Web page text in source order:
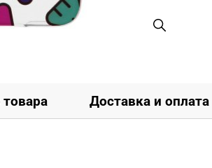
Доставка и оплата